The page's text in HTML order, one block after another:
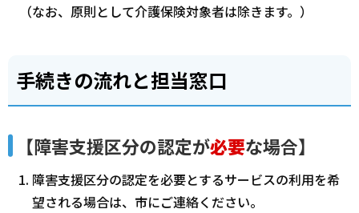
（なお、原則として介護保険対象者は除きます。）
手続きの流れと担当窓口
【障害支援区分の認定が必要な場合】
障害支援区分の認定を必要とするサービスの利用を希
望される場合は、市にご連絡ください。